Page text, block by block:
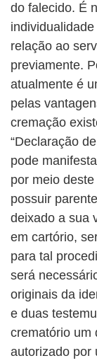
do falecido. É
relação ao
previamente.
atualmente é
pelas
cremação
“Declaração
pode
por meio
possuir
deixado a sua
em cartório,
para tal
será
originais da
e duas
crematório um
autorizado por